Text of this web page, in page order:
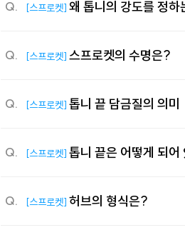
Q. [스프로켓]왜 톱니의 강도를 정하
Q. [스프로켓]스프로켓의 수명은?
Q. [스프로켓]톱니 끝 담금질의 의미
Q. [스프로켓]톱니 끝은 어떻게 되어
Q. [스프로켓]허브의 형식은?